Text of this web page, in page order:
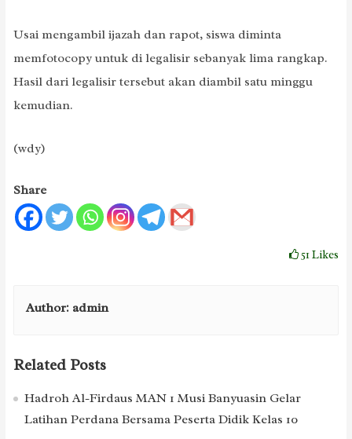
Usai mengambil ijazah dan rapot, siswa diminta
memfotocopy untuk di legalisir sebanyak lima rangkap.
Hasil dari legalisir tersebut akan diambil satu minggu
kemudian.
(wdy)
Share
51Likes
Author: admin
Related Posts
Hadroh Al-Firdaus MAN 1 Musi Banyuasin Gelar
Latihan Perdana Bersama Peserta Didik Kelas 10